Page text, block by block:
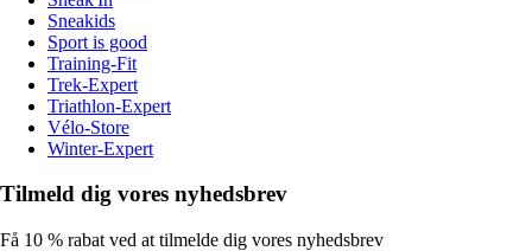
Sneakids
Sport is good
Training-Fit
Trek-Expert
Triathlon-Expert
Vélo-Store
Winter-Expert
Tilmeld dig vores nyhedsbrev
Få 10 % rabat ved at tilmelde dig vores nyhedsbrev